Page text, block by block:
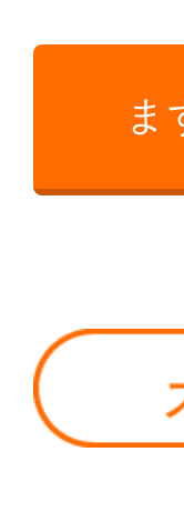
ま